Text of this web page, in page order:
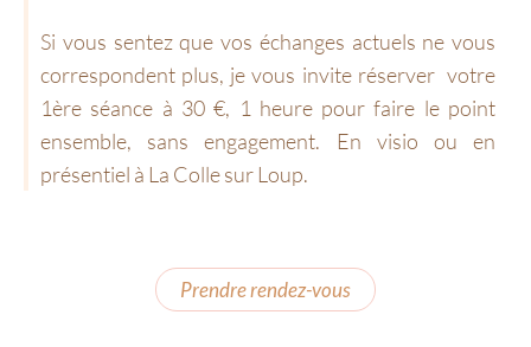
Si vous sentez que vos échanges actuels ne vous
correspondent plus, je vous invite réserver votre
1ère séance à 30 €, 1 heure pour faire le point
ensemble, sans engagement. En visio ou en
présentiel à La Colle sur Loup.
Prendre rendez-vous